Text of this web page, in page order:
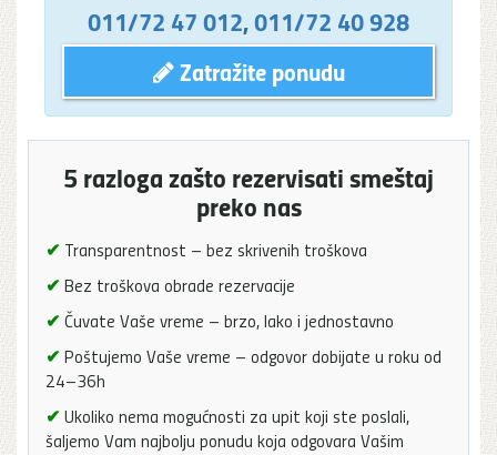
011/72 47 012,011/72 40 928
Zatražite ponudu
5 razloga zašto rezervisati smeštaj
preko nas
✔ Transparentnost – bez skrivenih troškova
✔ Bez troškova obrade rezervacije
✔ Čuvate Vaše vreme – brzo, lako i jednostavno
✔ Poštujemo Vaše vreme – odgovor dobijate u roku od
24–36h
✔ Ukoliko nema mogućnosti za upit koji ste poslali,
šaljemo Vam najbolju ponudu koja odgovara Vašim